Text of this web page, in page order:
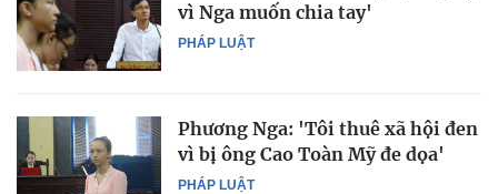
PHÁP LUẬT
vì Nga muốn chia tay'
PHÁP LUẬT
Phương Nga: 'Tôi thuê xã hội đen
vì bị ông Cao Toàn Mỹ đe dọa'